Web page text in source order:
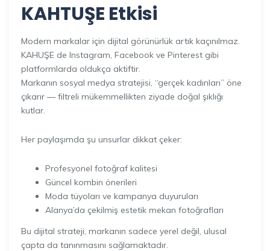
KAHTUŞE Etkisi
Modern markalar için dijital görünürlük artık kaçınılmaz.
KAHUŞE de Instagram, Facebook ve Pinterest gibi
platformlarda oldukça aktiftir.
Markanın sosyal medya stratejisi, “gerçek kadınları” öne
çıkarır — filtreli mükemmellikten ziyade doğal şıklığı
kutlar.
Her paylaşımda şu unsurlar dikkat çeker:
Profesyonel fotoğraf kalitesi
Güncel kombin önerileri
Moda tüyoları ve kampanya duyuruları
Alanya’da çekilmiş estetik mekan fotoğrafları
Bu dijital strateji, markanın sadece yerel değil, ulusal
çapta da tanınmasını sağlamaktadır.